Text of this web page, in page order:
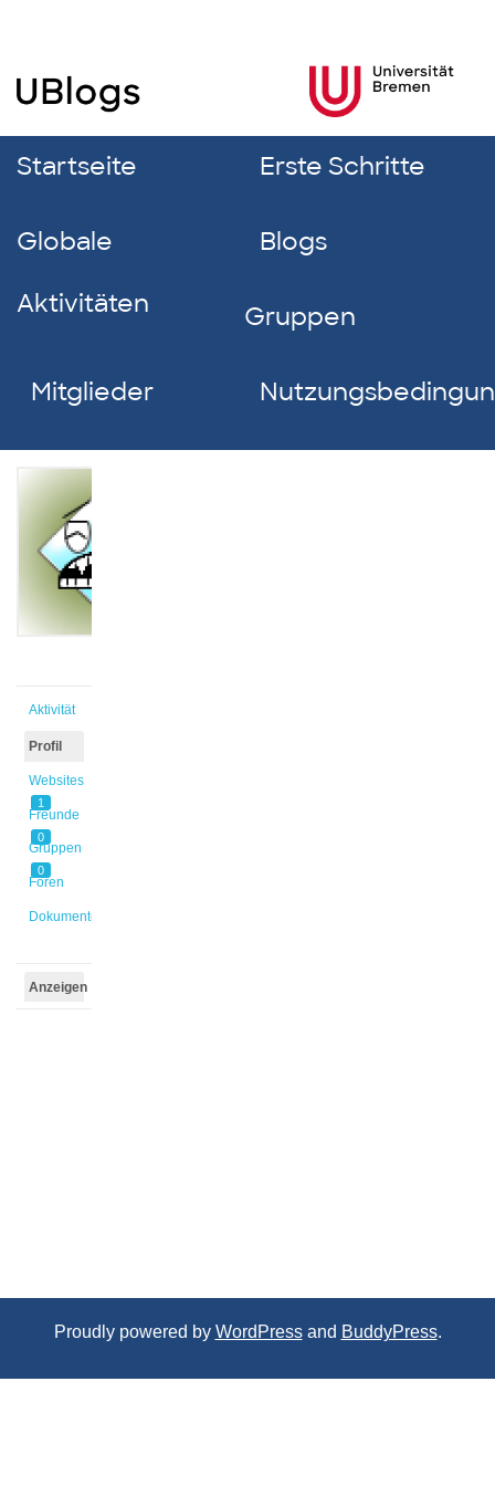
Startseite Erste Schritte
Globale
Aktivitäten
Blogs
Gruppen
Mitglieder
Aktivität
Profil
Websites
1
Freunde
0
Gruppen
0
Foren
Dokumente
Anzeigen
Proudly powered by WordPressand BuddyPress.